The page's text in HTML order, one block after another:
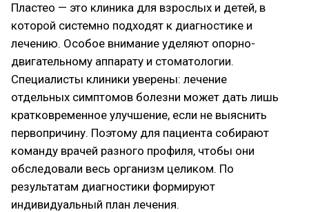
Пластео — это клиника для взрослых и детей, в
которой системно подходят к диагностике и
лечению. Особое внимание уделяют опорно-
двигательному аппарату и стоматологии.
Специалисты клиники уверены: лечение
отдельных симптомов болезни может дать лишь
кратковременное улучшение, если не выяснить
первопричину. Поэтому для пациента собирают
команду врачей разного профиля, чтобы они
обследовали весь организм целиком. По
результатам диагностики формируют
индивидуальный план лечения.